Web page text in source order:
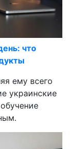
что
ему всего
украинские